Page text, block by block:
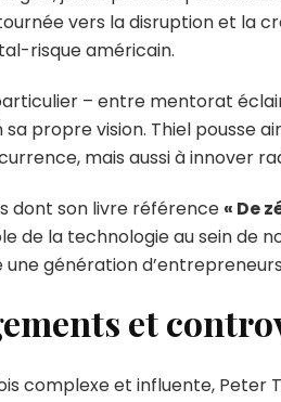
vers la disruption et la
risque américain.
– entre mentorat
sa propre vision. Thiel pousse
mais aussi à innover
dont son livre référence « De
de la technologie au sein de
génération
et
complexe et influente, Peter